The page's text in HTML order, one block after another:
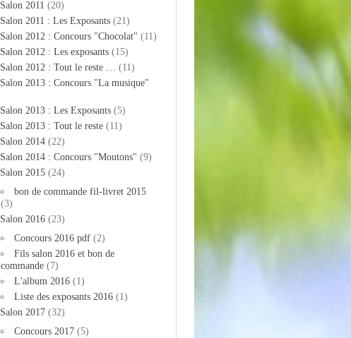
Salon 2011 (20)
Salon 2011 : Les Exposants (21)
Salon 2012 : Concours "Chocolat" (11)
Salon 2012 : Les exposants (15)
Salon 2012 : Tout le reste …
(11)
Salon 2013 : Concours "La musique"
Salon 2013 : Les Exposants (5)
Salon 2013 : Tout le reste (11)
Salon 2014 (22)
Salon 2014 : Concours "Moutons" (9)
Salon 2015 (24)
bon de commande fil-livret 2015
(3)
Salon 2016 (23)
Concours 2016 pdf (2)
Fils salon 2016 et bon de
commande (7)
L'album 2016 (1)
Liste des exposants 2016 (1)
Salon 2017 (32)
Concours 2017 (5)